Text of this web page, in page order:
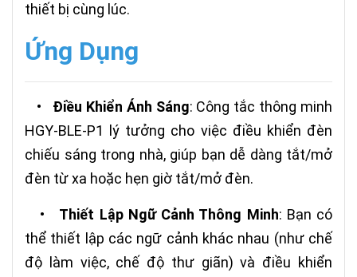
thiết bị cùng lúc.
Ứng Dụng
• Điều Khiển Ánh Sáng: Công tắc thông minh
HGY-BLE-P1 lý tưởng cho việc điều khiển đèn
chiếu sáng trong nhà, giúp bạn dễ dàng tắt/mở
đèn từ xa hoặc hẹn giờ tắt/mở đèn.
• Thiết Lập Ngữ Cảnh Thông Minh: Bạn có
thể thiết lập các ngữ cảnh khác nhau (như chế
độ làm việc, chế độ thư giãn) và điều khiển